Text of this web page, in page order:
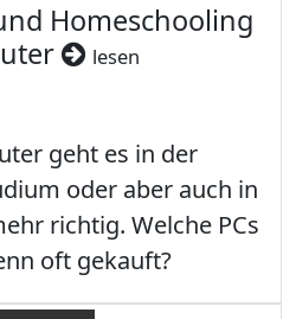
Homeschooling
lesen
geht es in der
oder aber auch in
richtig. Welche PCs
oft gekauft?